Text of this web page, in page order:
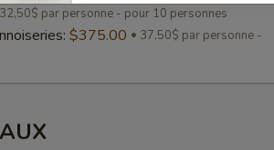
32,50$ par personne - pour 10 personnes
$375.00
37,50$ par personne -